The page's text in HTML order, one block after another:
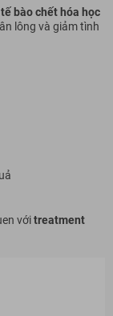
bào chết hóa học
lông và giảm tình
vớitreatment